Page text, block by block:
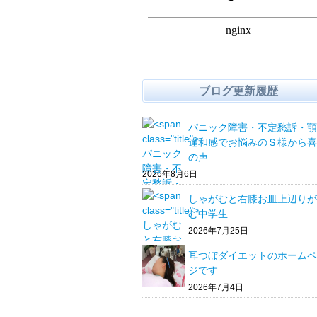
ブログ更新履歴
パニック障害・不定愁訴・
違和感でお悩みのＳ様から
の声
2026年8月6日
しゃがむと右膝お皿上辺り
む中学生
2026年7月25日
耳つぼダイエットのホーム
ジです
2026年7月4日